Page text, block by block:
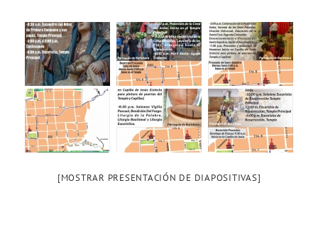
[MOSTRAR PRESENTACIÓN DE DIAPOSITIVAS]